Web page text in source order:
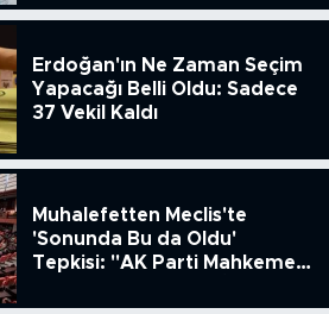
51.49
Erdoğan'ın Ne Zaman Seçim
Yapacağı Belli Oldu: Sadece
37 Vekil Kaldı
Muhalefetten Meclis'te
'Sonunda Bu da Oldu'
Tepkisi: "AK Parti Mahkeme
Kanun Çıkardı"